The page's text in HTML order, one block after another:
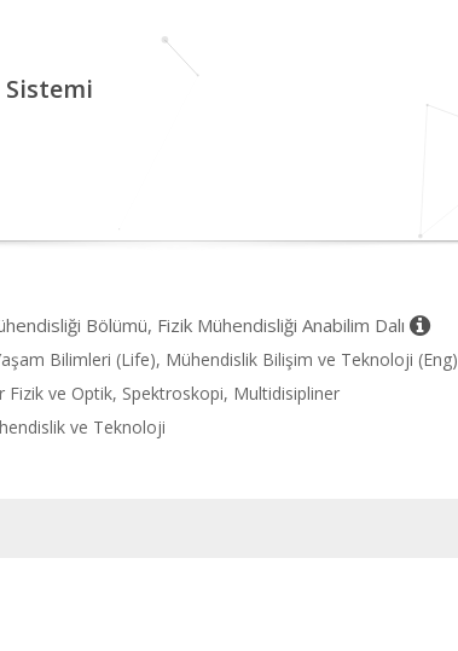
Bölümü, Fizik Mühendisliği Anabilim Dalı
Bilimleri (Life), Mühendislik Bilişim ve Teknoloji (Eng)
ve Optik, Spektroskopi, Multidisipliner
ve Teknoloji